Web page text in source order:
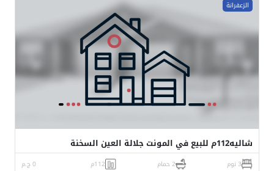
الزعفرانة
شاليه112م للبيع في المونت جلالة العين السخنة
3 نوم 2 حمام 112م 0 ج.م